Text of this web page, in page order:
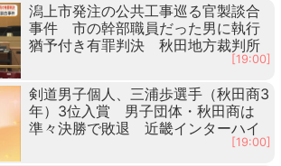
潟上市発注の公共工事巡る官製談合
事件 市の幹部職員だった男に執行
猶予付き有罪判決 秋田地方裁判所
[19:00]
剣道男子個人、三浦歩選手（秋田商3
年）3位入賞 男子団体・秋田商は
準々決勝で敗退 近畿インターハイ
[19:00]